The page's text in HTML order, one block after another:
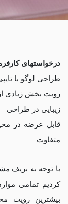
درخواستهای
طراحی لوگو با
رویت بخش زیادی
زیبایی در طراحی
قابل عرضه در
متفاوت
با توجه به بریف
کردیم تمامی
بیشترین رویت